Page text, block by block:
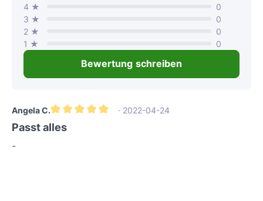
4 ★
0
3 ★
0
2 ★
0
1 ★
0
Bewertung schreiben
Angela C.
Durchschnittliche Bewertung von 5 von 5 Sternen
· 2022-04-24
Passt alles
-